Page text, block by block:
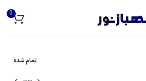
0
تمام شده